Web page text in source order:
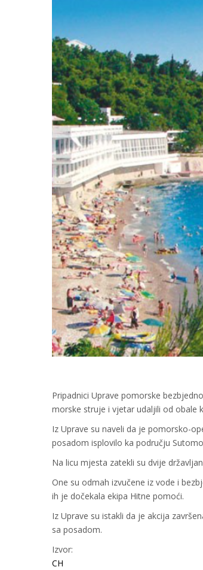
Pripadnici Uprave pomorske
morske struje i vjetar udaljili od obale
Iz Uprave su naveli da je pomorsko-
posadom isplovilo ka području
Na licu mjesta zatekli su dvije
One su odmah izvučene iz vode i
ih je dočekala ekipa Hitne pomoći.
Iz Uprave su istakli da je akcija
sa posadom.
Izvor:
CH